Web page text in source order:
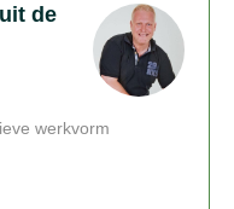
de
werkvorm